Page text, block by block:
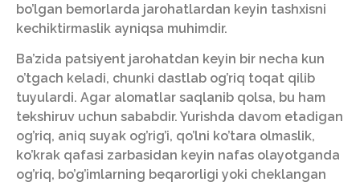
bo’lgan bemorlarda jarohatlardan keyin tashxisni
kechiktirmaslik ayniqsa muhimdir.
Ba’zida patsiyent jarohatdan keyin bir necha kun
o’tgach keladi, chunki dastlab og’riq toqat qilib
tuyulardi. Agar alomatlar saqlanib qolsa, bu ham
tekshiruv uchun sababdir. Yurishda davom etadigan
og’riq, aniq suyak og’rig’i, qo’lni ko’tara olmaslik,
ko’krak qafasi zarbasidan keyin nafas olayotganda
og’riq, bo’g’imlarning beqarorligi yoki cheklangan